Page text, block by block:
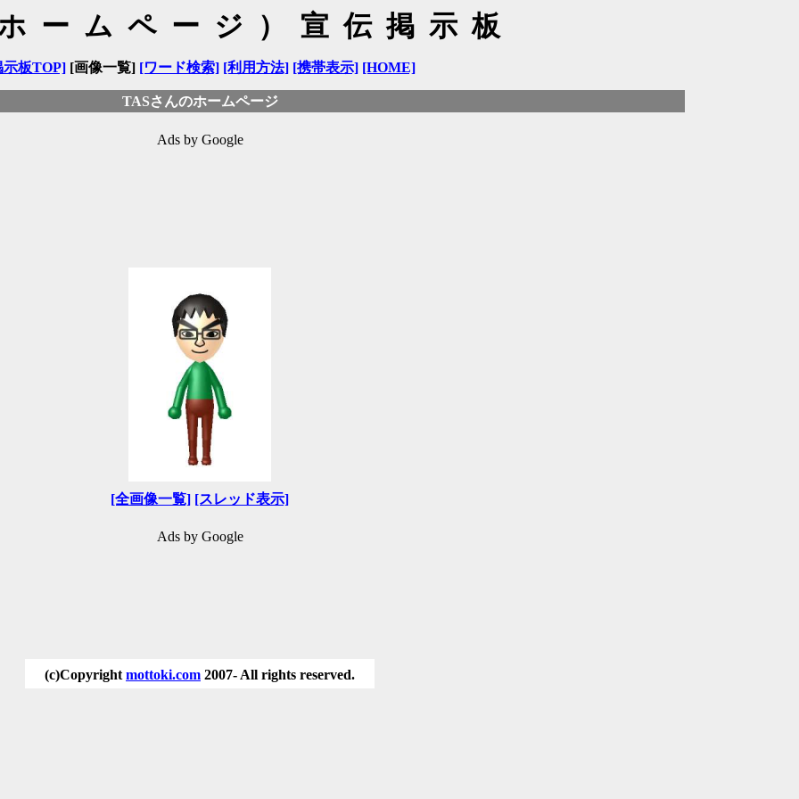
ームページ）宣伝掲示板
示板TOP][画像一覧] [ワード検索] [利用方法] [携帯表示] [HOME]
TASさんのホームページ
Ads by Google
[全画像一覧] [スレッド表示]
Ads by Google
(c)Copyright mottoki.com 2007- All rights reserved.